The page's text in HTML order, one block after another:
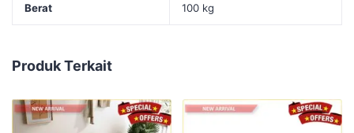
Berat 100 kg
Produk Terkait